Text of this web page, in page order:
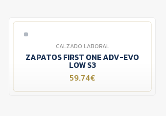
CALZADO LABORAL
ZAPATOS FIRST ONE ADV-EVO
LOW S3
59.74€